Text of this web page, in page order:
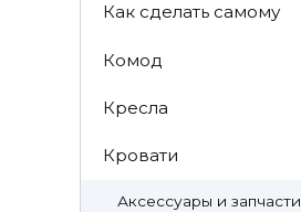
Как сделать самому
Комод
Кресла
Кровати
Аксессуары и запчасти